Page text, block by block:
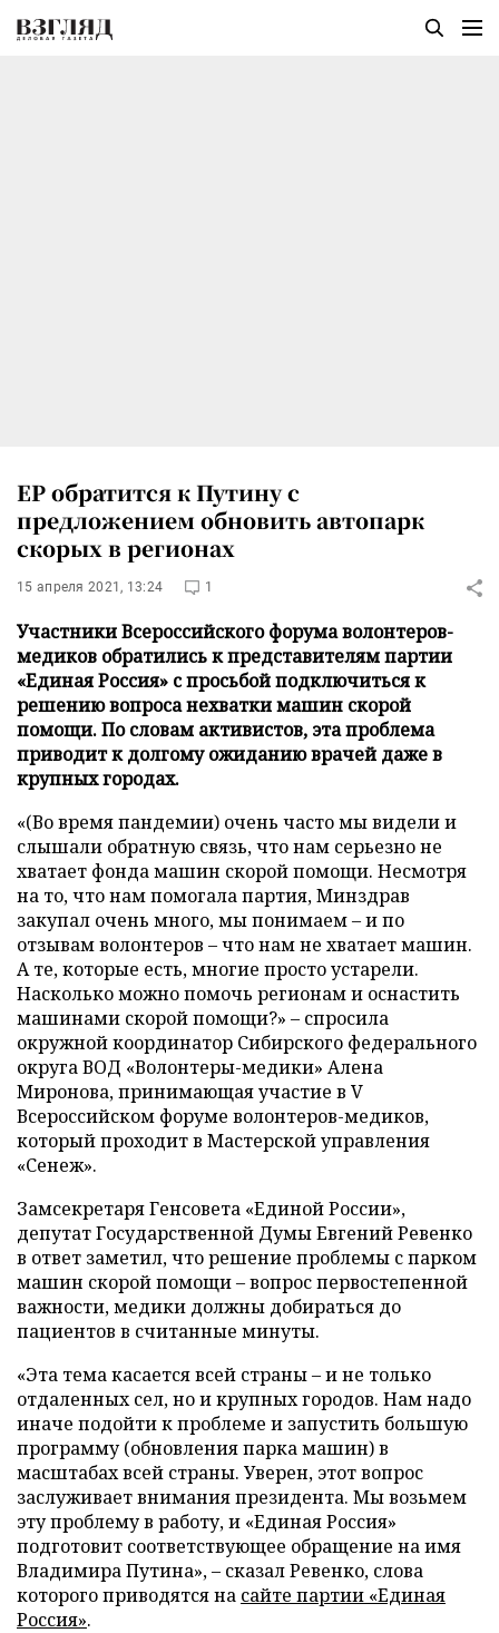
ЕР обратится к Путину с
предложением обновить автопарк
скорых в регионах
15 апреля 2021, 13:24 1
Участники Всероссийского форума волонтеров-
медиков обратились к представителям партии
«Единая Россия» с просьбой подключиться к
решению вопроса нехватки машин скорой
помощи. По словам активистов, эта проблема
приводит к долгому ожиданию врачей даже в
крупных городах.
«(Во время пандемии) очень часто мы видели и
слышали обратную связь, что нам серьезно не
хватает фонда машин скорой помощи. Несмотря
на то, что нам помогала партия, Минздрав
закупал очень много, мы понимаем – и по
отзывам волонтеров – что нам не хватает машин.
А те, которые есть, многие просто устарели.
Насколько можно помочь регионам и оснастить
машинами скорой помощи?» – спросила
окружной координатор Сибирского федерального
округа ВОД «Волонтеры-медики» Алена
Миронова, принимающая участие в V
Всероссийском форуме волонтеров-медиков,
который проходит в Мастерской управления
«Сенеж».
Замсекретаря Генсовета «Единой России»,
депутат Государственной Думы Евгений Ревенко
в ответ заметил, что решение проблемы с парком
машин скорой помощи – вопрос первостепенной
важности, медики должны добираться до
пациентов в считанные минуты.
«Эта тема касается всей страны – и не только
отдаленных сел, но и крупных городов. Нам надо
иначе подойти к проблеме и запустить большую
программу (обновления парка машин) в
масштабах всей страны. Уверен, этот вопрос
заслуживает внимания президента. Мы возьмем
эту проблему в работу, и «Единая Россия»
подготовит соответствующее обращение на имя
Владимира Путина», – сказал Ревенко, слова
которого приводятся на сайте партии «Единая
Россия».